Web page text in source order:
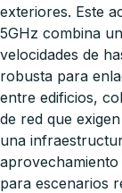
exteriores. Este
5GHz combina
velocidades de
robusta para
entre edificios,
de red que
una
para escenarios